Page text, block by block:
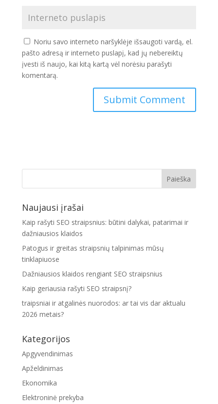
Noriu savo interneto naršyklėje išsaugoti vardą, el.
pašto adresą ir interneto puslapį, kad jų nebereiktų
įvesti iš naujo, kai kitą kartą vėl norėsiu parašyti
komentarą.
Naujausi įrašai
Kaip rašyti SEO straipsnius: būtini dalykai, patarimai ir
dažniausios klaidos
Patogus ir greitas straipsnių talpinimas mūsų
tinklapiuose
Dažniausios klaidos rengiant SEO straipsnius
Kaip geriausia rašyti SEO straipsnį?
traipsniai ir atgalinės nuorodos: ar tai vis dar aktualu
2026 metais?
Kategorijos
Apgyvendinimas
Apželdinimas
Ekonomika
Elektroninė prekyba